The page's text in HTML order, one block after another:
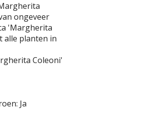
ongeveer
'Margherita
alle planten in
Coleoni'
Ja